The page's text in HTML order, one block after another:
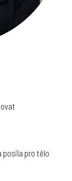
pro tělo